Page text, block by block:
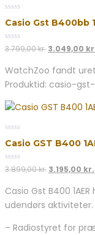
out
5
Casio Gst B400bb
0
out
5
3.799,00kr. Den
pris
var:
3.049,00
WatchZoo fandt uret
Produktid: casio-
out
5
Casio GST B400
0
out
5
3.899,00kr. Den
pris
var:
3.195,00 kr.
Casio Gst B400
udendørs aktiviteter.
– Radiostyret for